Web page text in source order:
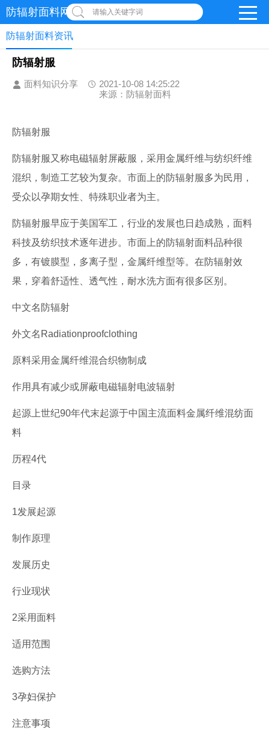
防辐射面料网 请输入关键字词
防辐射面料资讯
防辐射服
面料知识分享
2021-10-08 14:25:22
来源：防辐射面料
防辐射服
防辐射服又称电磁辐射屏蔽服，采用金属纤维与纺织纤维
混织，制造工艺较为复杂。市面上的防辐射服多为民用，
受众以孕期女性、特殊职业者为主。
防辐射服早应于美国军工，行业的发展也日趋成熟，面料
科技及纺织技术逐年进步。市面上的防辐射面料品种很
多，有镀膜型，多离子型，金属纤维型等。在防辐射效
果，穿着舒适性、透气性，耐水洗方面有很多区别。
中文名防辐射
外文名Radiationproofclothing
原料采用金属纤维混合织物制成
作用具有减少或屏蔽电磁辐射电波辐射
起源上世纪90年代末起源于中国主流面料金属纤维混纺面
料
历程4代
目录
1发展起源
制作原理
发展历史
行业现状
2采用面料
适用范围
选购方法
3孕妇保护
注意事项